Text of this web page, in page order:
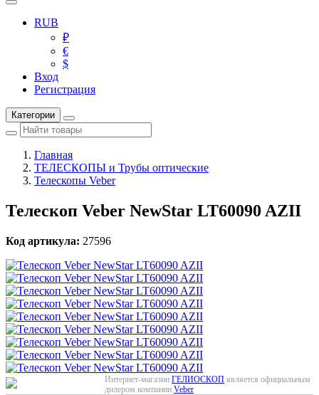
RUB
₽
€
$
Вход
Регистрация
Категории
Главная
ТЕЛЕСКОПЫ и Трубы оптические
Телескопы Veber
Телескоп Veber NewStar LT60090 AZII
Код артикула: 27596
Интернет-магазин ГЕЛИОСКОП является официальным
дилером компании Veber